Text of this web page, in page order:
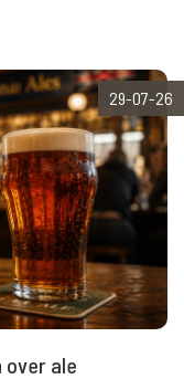
29-07-26
over ale